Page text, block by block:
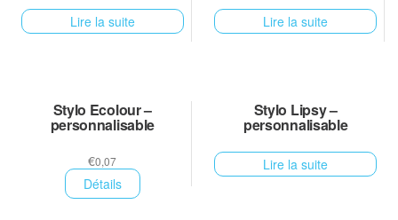
Lire la suite Lire la suite
Stylo Ecolour –
personnalisable
€0,07
Détails
Stylo Lipsy –
personnalisable
Lire la suite